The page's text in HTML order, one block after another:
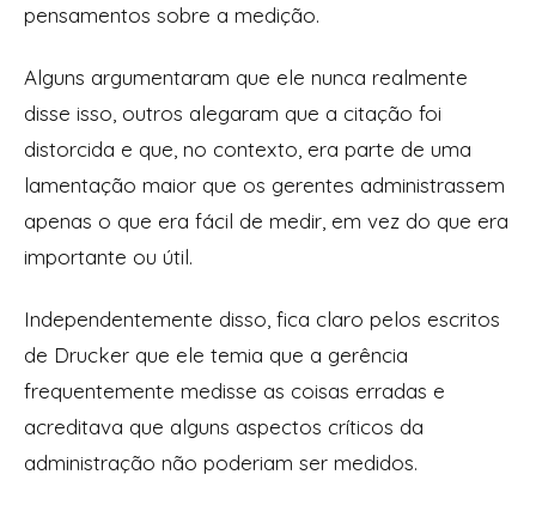
pensamentos sobre a medição.
Alguns argumentaram que ele nunca realmente
disse isso, outros alegaram que a citação foi
distorcida e que, no contexto, era parte de uma
lamentação maior que os gerentes administrassem
apenas o que era fácil de medir, em vez do que era
importante ou útil.
Independentemente disso, fica claro pelos escritos
de Drucker que ele temia que a gerência
frequentemente medisse as coisas erradas e
acreditava que alguns aspectos críticos da
administração não poderiam ser medidos.